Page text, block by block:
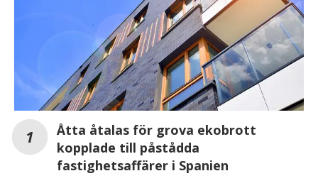
Åtta åtalas för grova ekobrott
kopplade till påstådda
fastighetsaffärer i Spanien